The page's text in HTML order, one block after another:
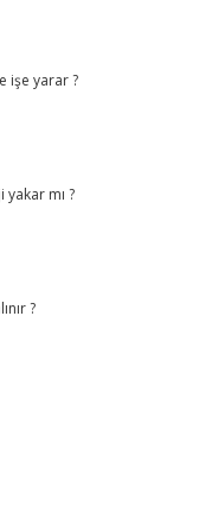
işe yarar ?
yakar mı ?
?